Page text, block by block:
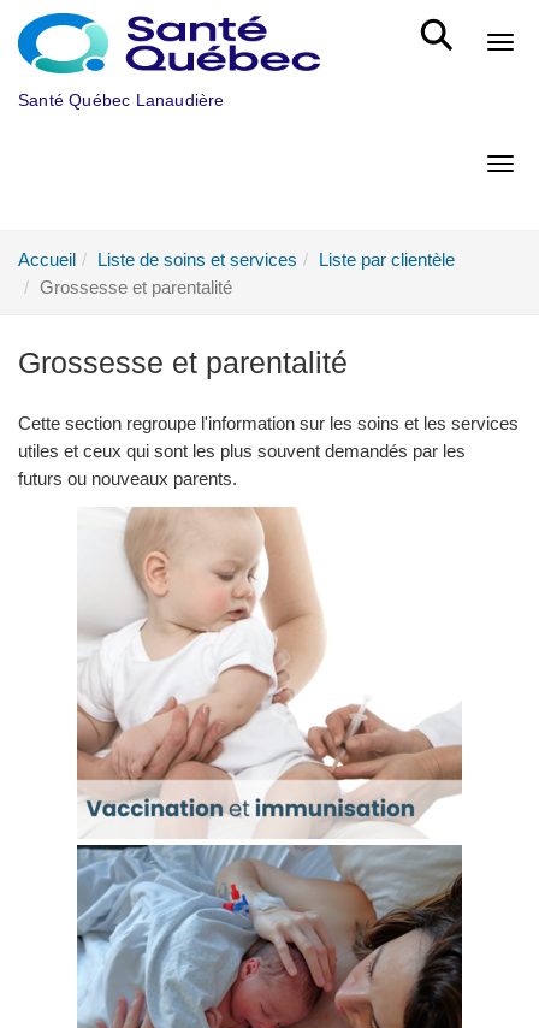
Aller au menu principal
Santé Québec Lanaudière
Accueil Liste de soins et services
Liste par clientèle
Grossesse et parentalité
Grossesse et parentalité
Cette section regroupe l'information sur les soins et les services
utiles et ceux qui sont les plus souvent demandés par les
futurs ou nouveaux parents.